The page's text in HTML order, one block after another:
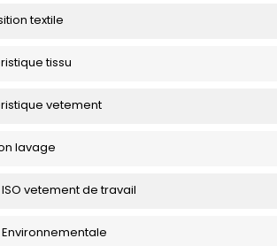
textile
tissu
vetement
lavage
vetement de travail